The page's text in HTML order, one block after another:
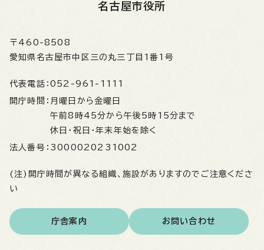
名古屋市役所
〒460-8508
愛知県名古屋市中区三の丸三丁目1番1号
代表電話： 052-961-1111
開庁時間： 月曜日から金曜日
午前8時45分から午後5時15分まで
休日・祝日・年末年始を除く
法人番号： 3000020231002
(注)開庁時間が異なる組織、施設がありますのでご注意くださ
い
庁舎案内 お問い合わせ